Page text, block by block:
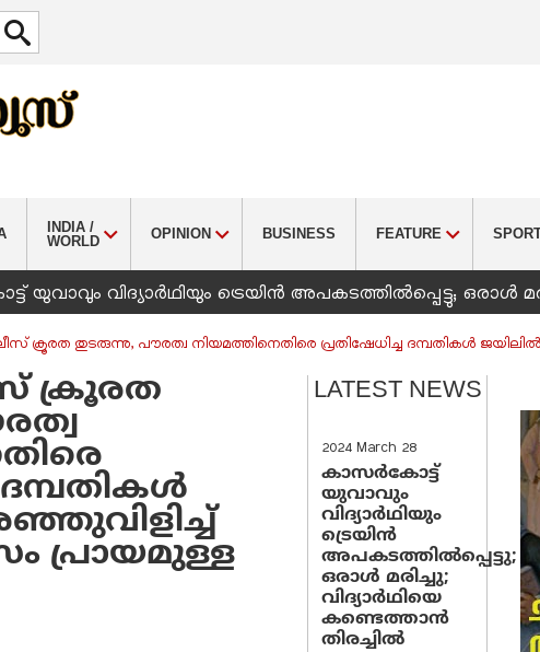
INDIA /
WORLD
OPINION BUSINESS FEATURE
യുവാവും വിദ്യാർഥിയും ട്രെയിൻ അപകടത്തിൽപ്പെട്ടു; ഒരാൾ
ക്രൂരത തുടരുന്നു, പൗരത്വ നിയമത്തിനെതിരെ പ്രതിഷേധിച്ച ദമ്പതികൾ
ക്രൂരത
ദമ്പതികൾ
പ്രായമുള്ള
LATEST NEWS
2024 March 28
കാസർകോട്ട്
യുവാവും
വിദ്യാർഥിയും
ട്രെയിൻ
അപകടത്തിൽപ്പെട്ടു;
ഒരാൾ മരിച്ചു;
വിദ്യാർഥിയെ
കണ്ടെത്താൻ
തിരച്ചിൽ